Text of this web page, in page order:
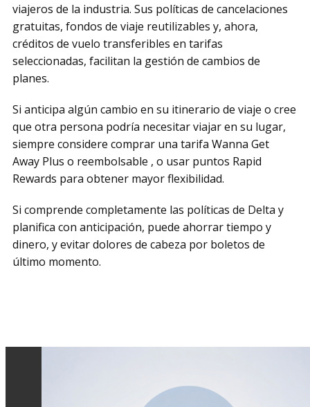
viajeros de la industria. Sus políticas de cancelaciones
gratuitas, fondos de viaje reutilizables y, ahora,
créditos de vuelo transferibles en tarifas
seleccionadas, facilitan la gestión de cambios de
planes.
Si anticipa algún cambio en su itinerario de viaje o cree
que otra persona podría necesitar viajar en su lugar,
siempre considere comprar una tarifa Wanna Get
Away Plus o reembolsable , o usar puntos Rapid
Rewards para obtener mayor flexibilidad.
Si comprende completamente las políticas de Delta y
planifica con anticipación, puede ahorrar tiempo y
dinero, y evitar dolores de cabeza por boletos de
último momento.